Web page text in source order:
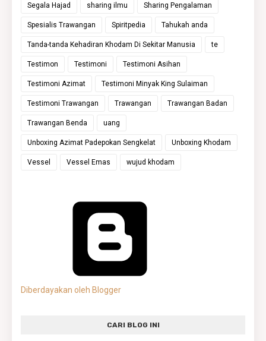
Segala Hajad sharing ilmu Sharing Pengalaman
Spesialis Trawangan Spiritpedia Tahukah anda
Tanda-tanda Kehadiran Khodam Di Sekitar Manusia te
Testimon Testimoni Testimoni Asihan
Testimoni Azimat Testimoni Minyak King Sulaiman
Testimoni Trawangan Trawangan Trawangan Badan
Trawangan Benda uang
Unboxing Azimat Padepokan Sengkelat Unboxing Khodam
Vessel Vessel Emas wujud khodam
Diberdayakan oleh Blogger
CARI BLOG INI